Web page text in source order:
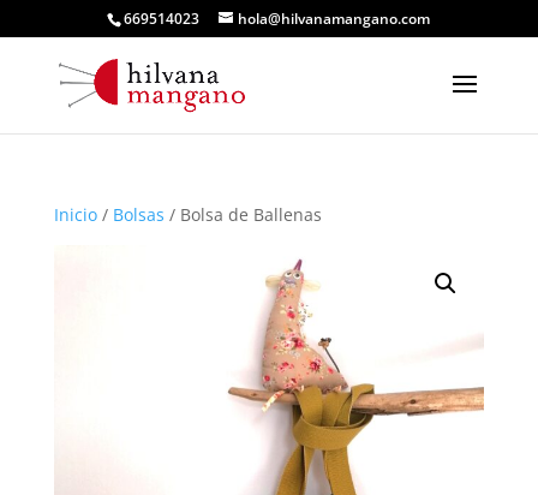
669514023 hola@hilvanamangano.com
Inicio/ Bolsas / Bolsa de Ballenas